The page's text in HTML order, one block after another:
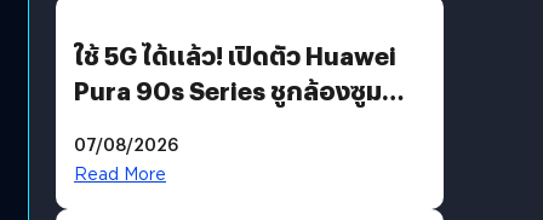
ใช้ 5G ได้แล้ว! เปิดตัว Huawei
Pura 90s Series ชูกล้องซูม
07/08/2026
Read More